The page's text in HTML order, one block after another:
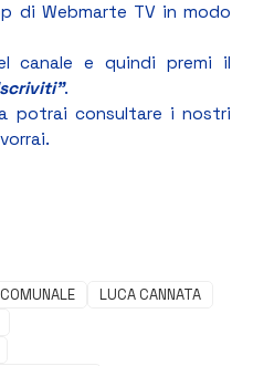
di Webmarte TV in modo
canale e quindi premi il
.
potrai consultare i nostri
LUCA CANNATA